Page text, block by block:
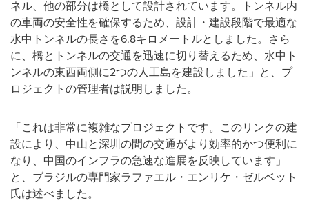
ネル、他の部分は橋として設計されています。トンネル内
の車両の安全性を確保するため、設計・建設段階で最適な
水中トンネルの長さを6.8キロメートルとしました。さら
に、橋とトンネルの交通を迅速に切り替えるため、水中ト
ンネルの東西両側に2つの人工島を建設しました」と、プ
ロジェクトの管理者は説明しました。
「これは非常に複雑なプロジェクトです。このリンクの建
設により、中山と深圳の間の交通がより効率的かつ便利に
なり、中国のインフラの急速な進展を反映しています」
と、ブラジルの専門家ラファエル・エンリケ・ゼルベット
氏は述べました。